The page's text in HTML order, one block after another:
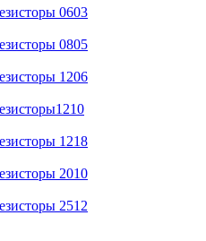
0603
0805
1206
1218
2010
2512